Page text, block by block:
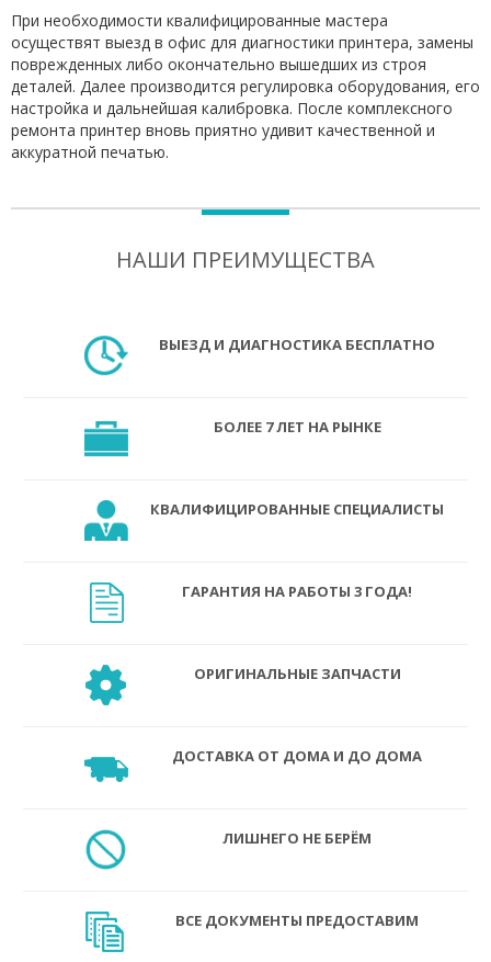
При необходимости квалифицированные мастера
осуществят выезд в офис для диагностики принтера, замены
поврежденных либо окончательно вышедших из строя
деталей. Далее производится регулировка оборудования, его
настройка и дальнейшая калибровка. После комплексного
ремонта принтер вновь приятно удивит качественной и
аккуратной печатью.
НАШИ ПРЕИМУЩЕСТВА
ВЫЕЗД И ДИАГНОСТИКА БЕСПЛАТНО
БОЛЕЕ 7 ЛЕТ НА РЫНКЕ
КВАЛИФИЦИРОВАННЫЕ СПЕЦИАЛИСТЫ
ГАРАНТИЯ НА РАБОТЫ 3 ГОДА!
ОРИГИНАЛЬНЫЕ ЗАПЧАСТИ
ДОСТАВКА ОТ ДОМА И ДО ДОМА
ЛИШНЕГО НЕ БЕРЁМ
ВСЕ ДОКУМЕНТЫ ПРЕДОСТАВИМ